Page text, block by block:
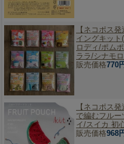
【ネコポス発
イングキッ
ロディ/ポム
ララ/シナモ
販売価格770
【ネコポス発
で編むフル
イ/スイカ 初
販売価格968